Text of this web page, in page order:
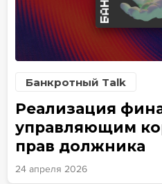
Банкротный Talk
Реализация
управляющим
прав должника
24 апреля 2026